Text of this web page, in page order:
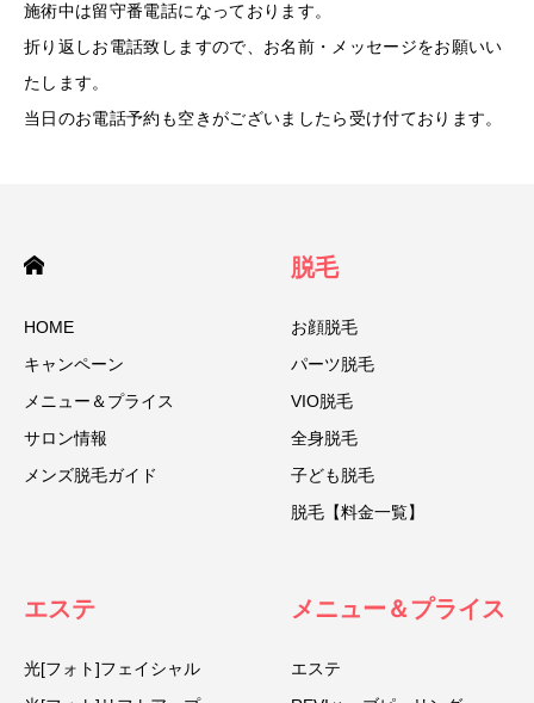
施術中は留守番電話になっております。
折り返しお電話致しますので、お名前・メッセージをお願いい
たします。
当日のお電話予約も空きがございましたら受け付ております。
HOME
キャンペーン
メニュー＆プライス
サロン情報
メンズ脱毛ガイド
脱毛
お顔脱毛
パーツ脱毛
VIO脱毛
全身脱毛
子ども脱毛
脱毛【料金一覧】
エステ
光[フォト]フェイシャル
メニュー＆プライス
エステ